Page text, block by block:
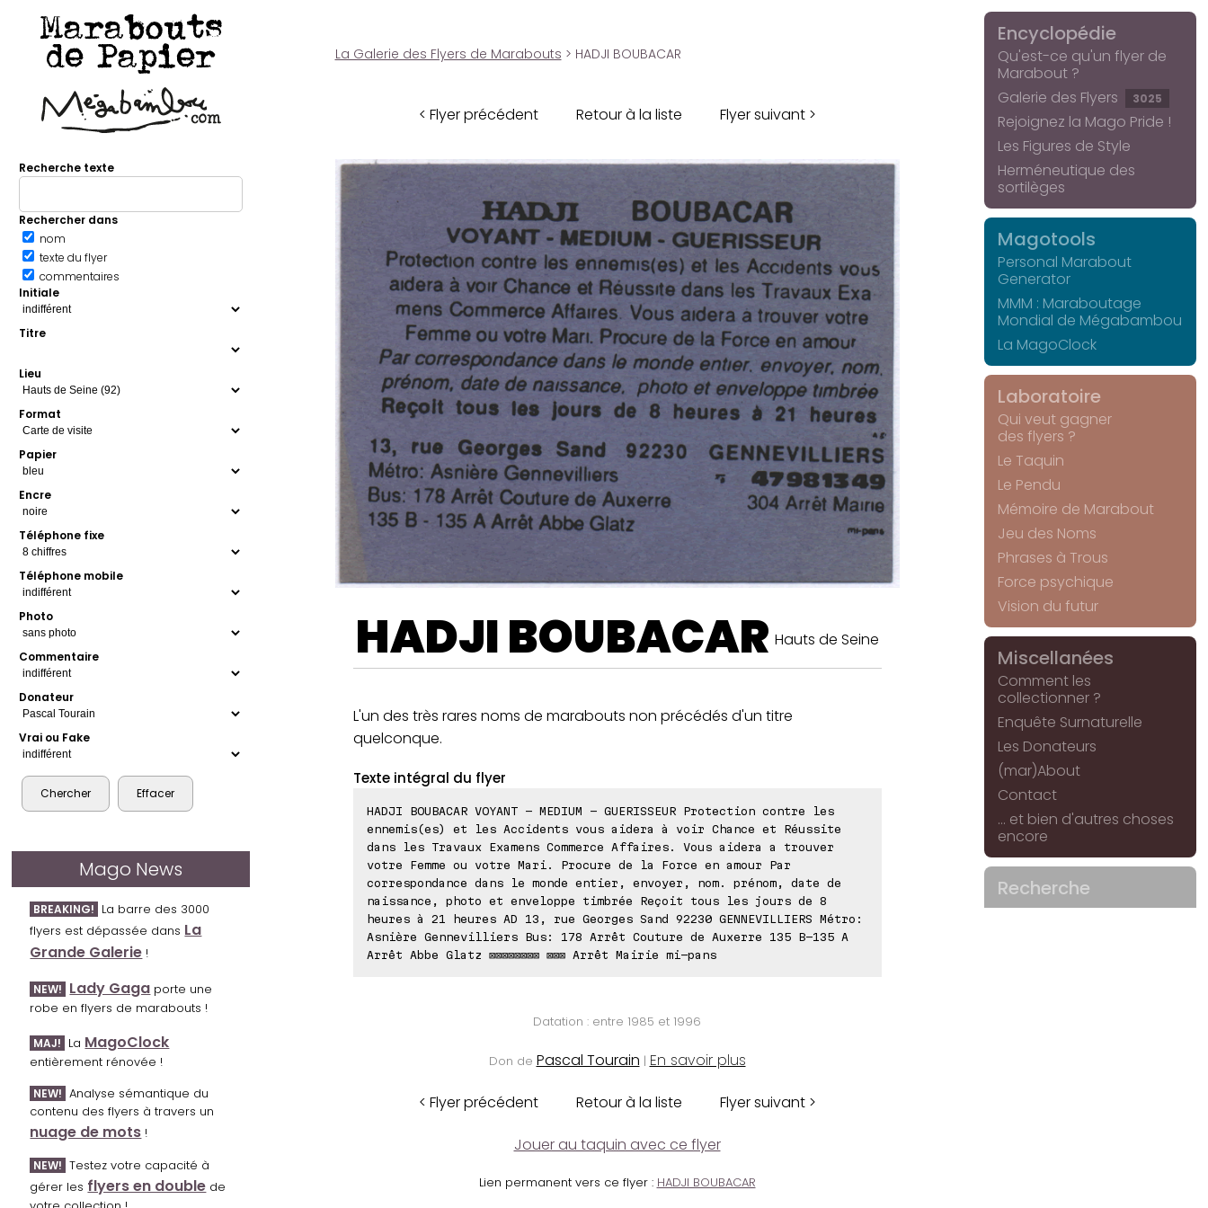
Marabouts
de Papier
Recherche texte
Rechercher dans
nom
texte du flyer
commentaires
Initiale
Titre
Lieu
Format
Papier
Encre
Téléphone fixe
Téléphone mobile
Photo
Commentaire
Donateur
Vrai ou Fake
Mago News
BREAKING! La barre des 3000
flyers est dépassée dans La
Grande Galerie !
NEW! Lady Gaga porte une
robe en flyers de marabouts !
MAJ! La MagoClock
entièrement rénovée !
NEW! Analyse sémantique du
contenu des flyers à travers un
nuage de mots !
NEW! Testez votre capacité à
gérer les flyers en double de
La Galerie des Flyers de Marabouts > HADJI BOUBACAR
< Flyer précédent Retour à la liste Flyer suivant >
HADJI BOUBACAR Hauts de Seine
L'un des très rares noms de marabouts non précédés d'un titre
quelconque.
Texte intégral du flyer
HADJI BOUBACAR VOYANT - MEDIUM - GUERISSEUR Protection contre les
ennemis(es) et les Accidents vous aidera à voir Chance et Réussite
dans les Travaux Examens Commerce Affaires. Vous aidera a trouver
votre Femme ou votre Mari. Procure de la Force en amour Par
correspondance dans le monde entier, envoyer, nom. prénom, date de
naissance, photo et enveloppe timbrée Reçoit tous les jours de 8
heures à 21 heures AD 13, rue Georges Sand 92230 GENNEVILLIERS Métro:
Asnière Gennevilliers Bus: 178 Arrêt Couture de Auxerre 135 B-135 A
Arrêt Abbe Glatz ⊠⊠⊠⊠⊠⊠⊠⊠ ⊠⊠⊠ Arrêt Mairie mi-pans
Datation : entre 1985 et 1996
Don de Pascal Tourain | En savoir plus
< Flyer précédent Retour à la liste Flyer suivant >
Jouer au taquin avec ce flyer
Lien permanent vers ce flyer : HADJI BOUBACAR
Encyclopédie
Qu'est-ce qu'un flyer de
Marabout ?
Galerie des Flyers
3025
Rejoignez la Mago Pride !
Les Figures de Style
Herméneutique des
sortilèges
Magotools
Personal Marabout
Generator
MMM : Maraboutage
Mondial de Mégabambou
La MagoClock
Laboratoire
Qui veut gagner
des flyers ?
Le Taquin
Le Pendu
Mémoire de Marabout
Jeu des Noms
Phrases à Trous
Force psychique
Vision du futur
Miscellanées
Comment les
collectionner ?
Enquête Surnaturelle
Les Donateurs
(mar)About
Contact
... et bien d'autres choses
encore
Recherche